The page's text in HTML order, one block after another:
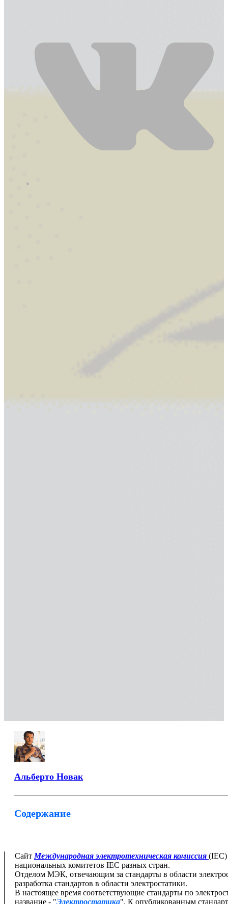
Альберто Новак
Содержание
Сайт Международная электротехническая комиссия (IEC)
национальных комитетов IEC разных стран.
Отделом МЭК, отвечающим за стандарты в области
разработка стандартов в области электростатики.
В настоящее время соответствующие стандарты по
название - "Электростатика". К опубликованным